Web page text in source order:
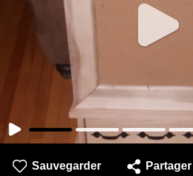
Sauvegarder Partager